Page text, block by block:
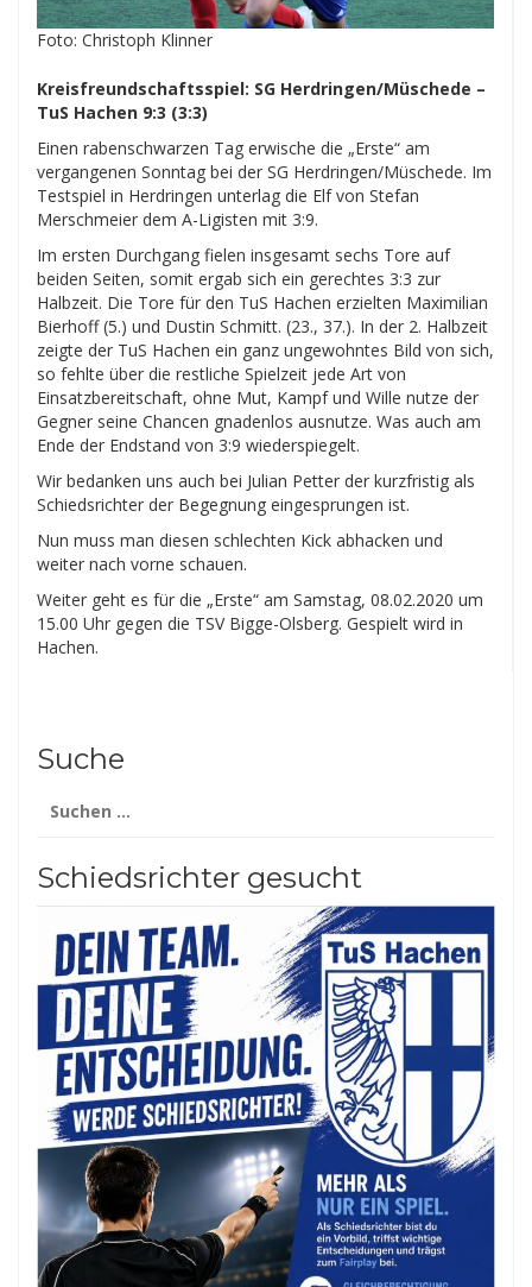
Foto: Christoph Klinner
Kreisfreundschaftsspiel: SG Herdringen/Müschede –
TuS Hachen 9:3 (3:3)
Einen rabenschwarzen Tag erwische die „Erste“ am
vergangenen Sonntag bei der SG Herdringen/Müschede. Im
Testspiel in Herdringen unterlag die Elf von Stefan
Merschmeier dem A-Ligisten mit 3:9.
Im ersten Durchgang fielen insgesamt sechs Tore auf
beiden Seiten, somit ergab sich ein gerechtes 3:3 zur
Halbzeit. Die Tore für den TuS Hachen erzielten Maximilian
Bierhoff (5.) und Dustin Schmitt. (23., 37.). In der 2. Halbzeit
zeigte der TuS Hachen ein ganz ungewohntes Bild von sich,
so fehlte über die restliche Spielzeit jede Art von
Einsatzbereitschaft, ohne Mut, Kampf und Wille nutze der
Gegner seine Chancen gnadenlos ausnutze. Was auch am
Ende der Endstand von 3:9 wiederspiegelt.
Wir bedanken uns auch bei Julian Petter der kurzfristig als
Schiedsrichter der Begegnung eingesprungen ist.
Nun muss man diesen schlechten Kick abhacken und
weiter nach vorne schauen.
Weiter geht es für die „Erste“ am Samstag, 08.02.2020 um
15.00 Uhr gegen die TSV Bigge-Olsberg. Gespielt wird in
Hachen.
Suche
nach:
Schiedsrichter gesucht